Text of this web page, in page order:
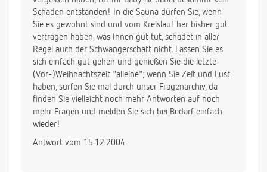
Schaden entstanden! In die Sauna dürfen Sie, wenn
Sie es gewohnt sind und vom Kreislauf her bisher gut
vertragen haben, was Ihnen gut tut, schadet in aller
Regel auch der Schwangerschaft nicht. Lassen Sie es
sich einfach gut gehen und genießen Sie die letzte
(Vor-)Weihnachtszeit "alleine"; wenn Sie Zeit und Lust
haben, surfen Sie mal durch unser Fragenarchiv, da
finden Sie vielleicht noch mehr Antworten auf noch
mehr Fragen und melden Sie sich bei Bedarf einfach
wieder!
Antwort vom 15.12.2004